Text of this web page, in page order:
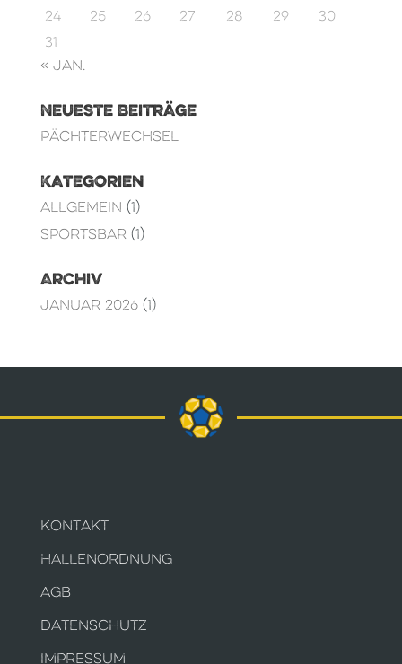
24
25 26 27 28 29
30
31
« Jan.
Neueste Beiträge
Pächterwechsel
Kategorien
Allgemein (1)
Sportsbar(1)
Archiv
Januar 2026(1)
KONTAKT
HALLENORDNUNG
AGB
DATENSCHUTZ
IMPRESSUM